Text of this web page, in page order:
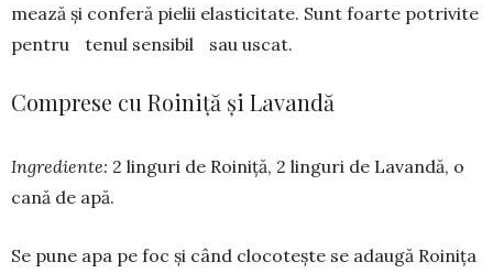
mea­ză şi con­feră pielii elasticitate. Sunt foarte potri­vite
pentru tenul sensibil sau us­cat.
Comprese cu Roiniţă și Lavandă
Ingrediente: 2 linguri de Roiniţă, 2 lin­guri de Lavandă, o
cană de apă.
Se pune apa pe foc şi când cloco­teşte se adaugă Roiniţa